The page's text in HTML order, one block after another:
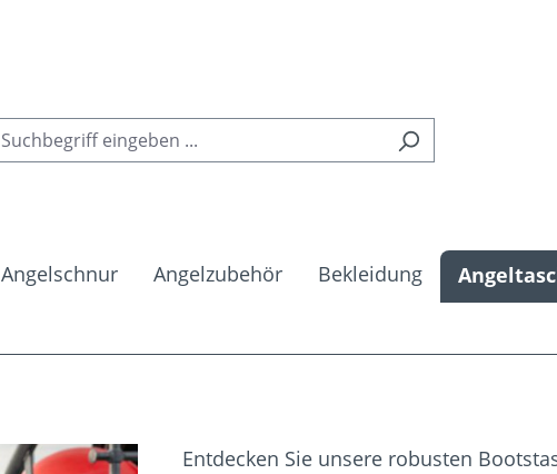
Angelschnur Angelzubehör Bekleidung
Entdecken Sie unsere robusten